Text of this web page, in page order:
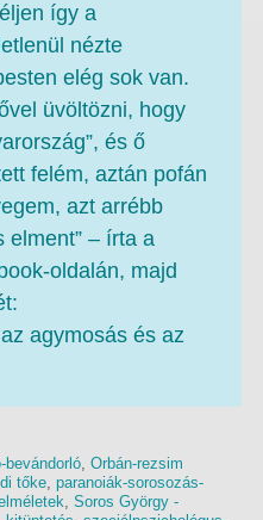
így a
nézte
elég sok van.
üvöltözni, hogy
és ő
felém, aztán pofán
azt arrébb
elment” – írta a
oldalán, majd
agymosás és az
bevándorló, Orbán-rezsim
tőke, paranoiák-sorosozás-
Soros György -